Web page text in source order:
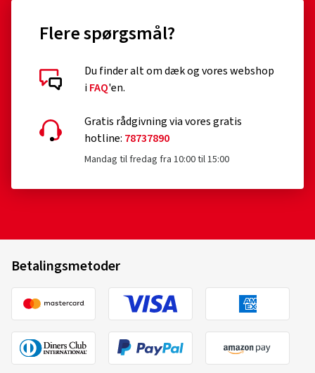
Flere spørgsmål?
Du finder alt om dæk og vores webshop
iFAQ'en.
Gratis rådgivning via vores gratis
hotline: 78737890
Mandag til fredag fra 10:00 til 15:00
Betalingsmetoder